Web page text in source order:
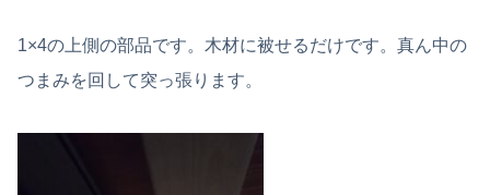
1×4の上側の部品です。木材に被せるだけです。真ん中の
つまみを回して突っ張ります。